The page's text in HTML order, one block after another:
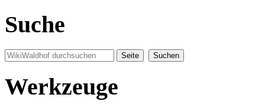
Suche
Werkzeuge